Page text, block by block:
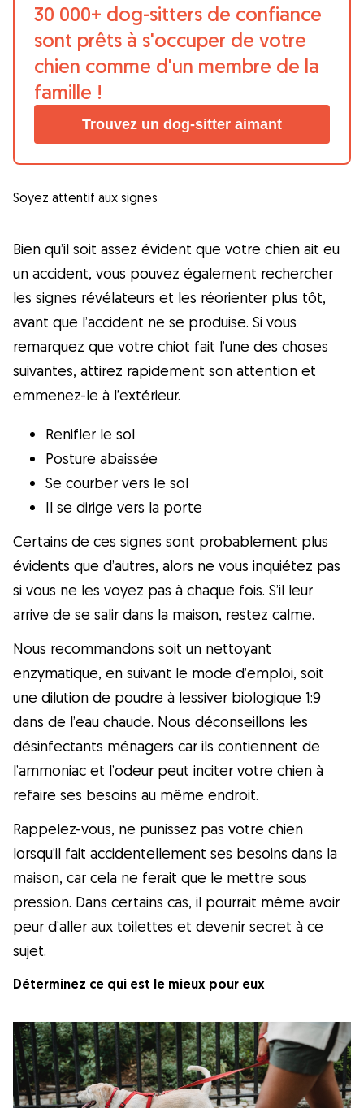
30 000+ dog-sitters de confiance
sont prêts à s'occuper de votre
chien comme d'un membre de la
famille !
Trouvez un dog-sitter aimant
Soyez attentif aux signes
Bien qu’il soit assez évident que votre chien ait eu
un accident, vous pouvez également rechercher
les signes révélateurs et les réorienter plus tôt,
avant que l’accident ne se produise. Si vous
remarquez que votre chiot fait l’une des choses
suivantes, attirez rapidement son attention et
emmenez-le à l’extérieur.
Renifler le sol
Posture abaissée
Se courber vers le sol
Il se dirige vers la porte
Certains de ces signes sont probablement plus
évidents que d’autres, alors ne vous inquiétez pas
si vous ne les voyez pas à chaque fois. S’il leur
arrive de se salir dans la maison, restez calme.
Nous recommandons soit un nettoyant
enzymatique, en suivant le mode d’emploi, soit
une dilution de poudre à lessiver biologique 1:9
dans de l’eau chaude. Nous déconseillons les
désinfectants ménagers car ils contiennent de
l’ammoniac et l’odeur peut inciter votre chien à
refaire ses besoins au même endroit.
Rappelez-vous, ne punissez pas votre chien
lorsqu’il fait accidentellement ses besoins dans la
maison, car cela ne ferait que le mettre sous
pression. Dans certains cas, il pourrait même avoir
peur d’aller aux toilettes et devenir secret à ce
sujet.
Déterminez ce qui est le mieux pour eux